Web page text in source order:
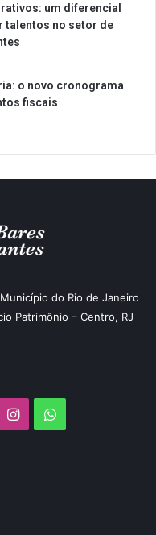
um diferencial
talentos no setor de
o novo cronograma
fiscais
do Rio de Janeiro
Patrimônio – Centro, RJ
InstagramWhatsApp